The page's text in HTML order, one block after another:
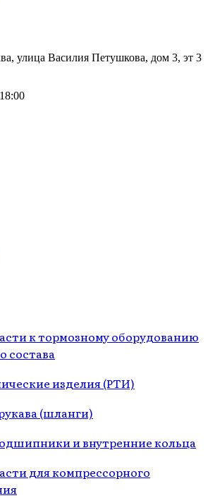
улица Василия Петушкова, дом 3, эт 3
к тормозному оборудованию
состава
изделия (РТИ)
(шланги)
и внутренние кольца
для компрессорного